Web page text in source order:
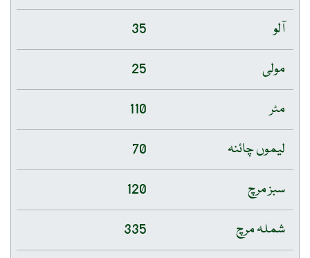
آلو
35
مولی
25
مٹر
110
لیموں چائنہ
70
سبز مرچ
120
شملہ مرچ
335